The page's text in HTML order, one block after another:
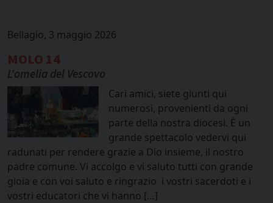
Bellagio, 3 maggio 2026
MOLO 14
L'omelia del Vescovo
Cari amici, siete giunti qui
numerosi, provenienti da ogni
parte della nostra diocesi. È un
grande spettacolo vedervi qui
radunati per rendere grazie a Dio insieme, il nostro
padre comune. Vi accolgo e vi saluto tutti con grande
gioia e con voi saluto e ringrazio i vostri sacerdoti e i
vostri educatori che vi hanno […]